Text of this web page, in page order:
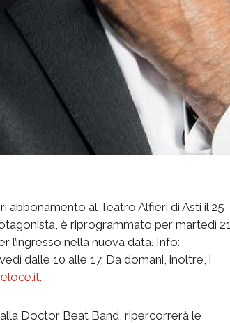
al Teatro Alfieri di Asti il 25
è riprogrammato per martedì 21
l’ingresso nella nuova data. Info:
dalle 10 alle 17. Da domani, inoltre, i
Doctor Beat Band, ripercorrerà le